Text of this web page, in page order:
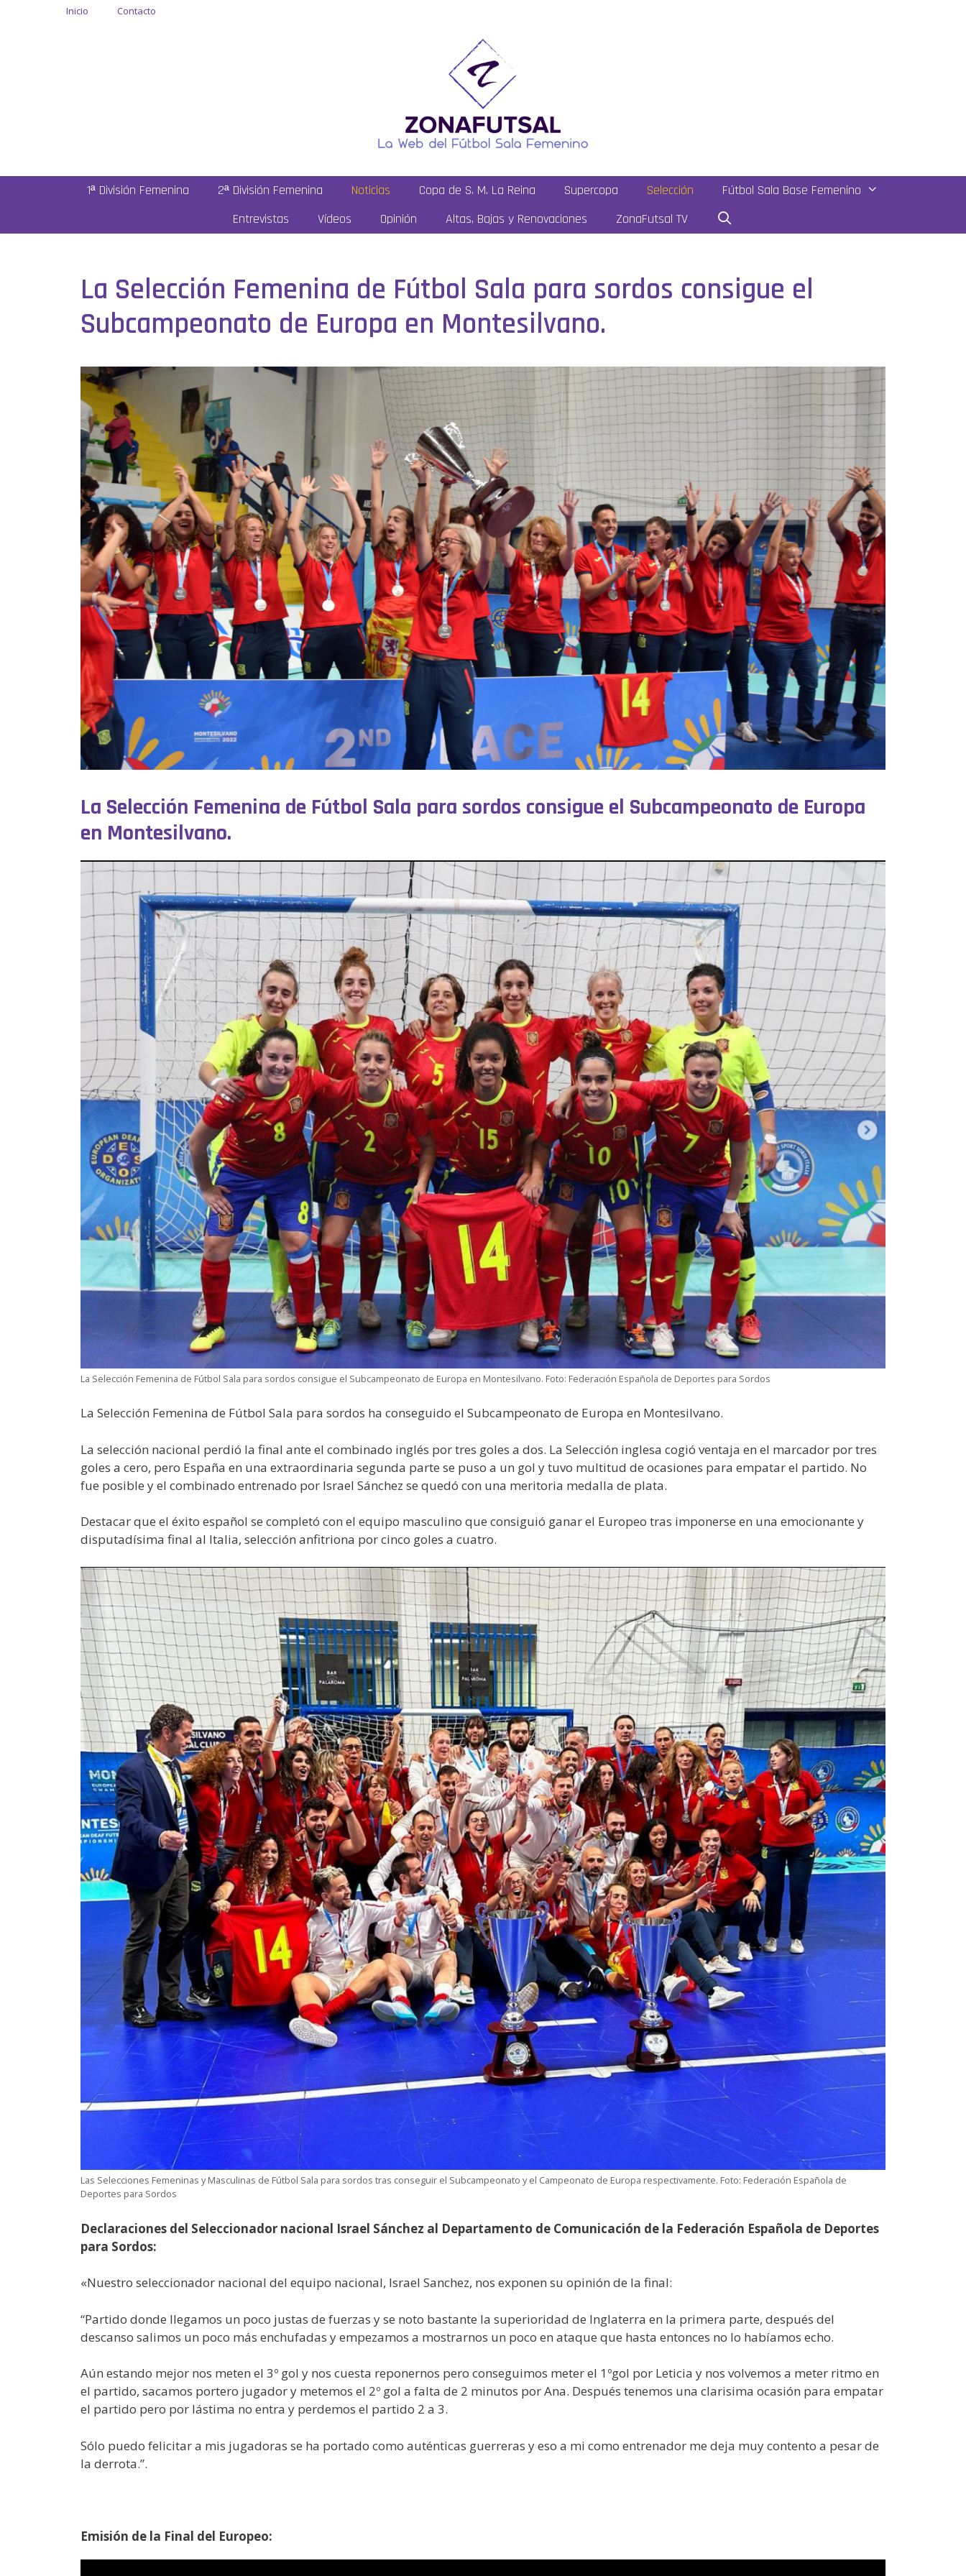
Inicio Contacto
1ª División Femenina 2ª División Femenina Noticias Copa de S. M. La Reina Supercopa Selección
Fútbol Sala Base Femenino
Entrevistas
Vídeos Opinión Altas, Bajas y Renovaciones ZonaFutsal TV
La Selección Femenina de Fútbol Sala para sordos consigue el
Subcampeonato de Europa en Montesilvano.
La Selección Femenina de Fútbol Sala para sordos consigue el Subcampeonato de Europa
en Montesilvano.
La Selección Femenina de Fútbol Sala para sordos consigue el Subcampeonato de Europa en Montesilvano. Foto: Federación Española de Deportes para Sordos
La Selección Femenina de Fútbol Sala para sordos ha conseguido el Subcampeonato de Europa en Montesilvano.
La selección nacional perdió la final ante el combinado inglés por tres goles a dos. La Selección inglesa cogió ventaja en el marcador por tres
goles a cero, pero España en una extraordinaria segunda parte se puso a un gol y tuvo multitud de ocasiones para empatar el partido. No
fue posible y el combinado entrenado por Israel Sánchez se quedó con una meritoria medalla de plata.
Destacar que el éxito español se completó con el equipo masculino que consiguió ganar el Europeo tras imponerse en una emocionante y
disputadísima final al Italia, selección anfitriona por cinco goles a cuatro.
Las Selecciones Femeninas y Masculinas de Fútbol Sala para sordos tras conseguir el Subcampeonato y el Campeonato de Europa respectivamente. Foto: Federación Española de
Deportes para Sordos
Declaraciones del Seleccionador nacional Israel Sánchez al Departamento de Comunicación de la Federación Española de Deportes
para Sordos:
«Nuestro seleccionador nacional del equipo nacional, Israel Sanchez, nos exponen su opinión de la final:
“Partido donde llegamos un poco justas de fuerzas y se noto bastante la superioridad de Inglaterra en la primera parte, después del
descanso salimos un poco más enchufadas y empezamos a mostrarnos un poco en ataque que hasta entonces no lo habíamos echo.
Aún estando mejor nos meten el 3º gol y nos cuesta reponernos pero conseguimos meter el 1ºgol por Leticia y nos volvemos a meter ritmo en
el partido, sacamos portero jugador y metemos el 2º gol a falta de 2 minutos por Ana. Después tenemos una clarisima ocasión para empatar
el partido pero por lástima no entra y perdemos el partido 2 a 3.
Sólo puedo felicitar a mis jugadoras se ha portado como auténticas guerreras y eso a mi como entrenador me deja muy contento a pesar de
la derrota.”.
Emisión de la Final del Europeo: